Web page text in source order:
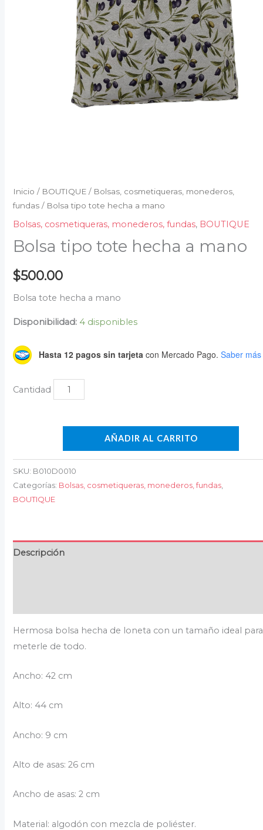
Inicio / BOUTIQUE / Bolsas, cosmetiqueras, monederos,
fundas / Bolsa tipo tote hecha a mano
Bolsas, cosmetiqueras, monederos, fundas, BOUTIQUE
Bolsa tipo tote hecha a mano
$500.00
Bolsa tote hecha a mano
Disponibilidad: 4 disponibles
Hasta 12 pagos sin tarjeta con Mercado Pago. Saber más
AÑADIR AL CARRITO
SKU: B010D0010
Categorías: Bolsas, cosmetiqueras, monederos, fundas
BOUTIQUE
Descripción
Hermosa bolsa hecha de loneta con un tamaño ideal para
meterle de todo.
Ancho: 42 cm
Alto: 44 cm
Ancho: 9 cm
Alto de asas: 26 cm
Ancho de asas: 2 cm
Material: algodón con mezcla de poliéster.